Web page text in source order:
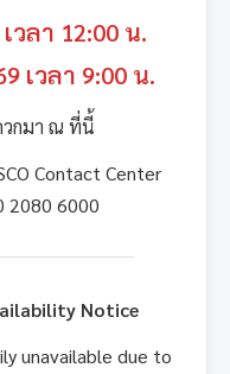
วลา 12:00 น.
เวลา 9:00 น.
วกมา ณ ที่นี้
Contact Center
2080 6000
Notice
unavailable due to